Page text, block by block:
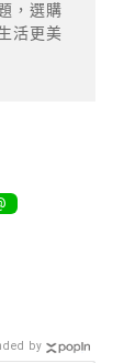
，選購
活更美
by